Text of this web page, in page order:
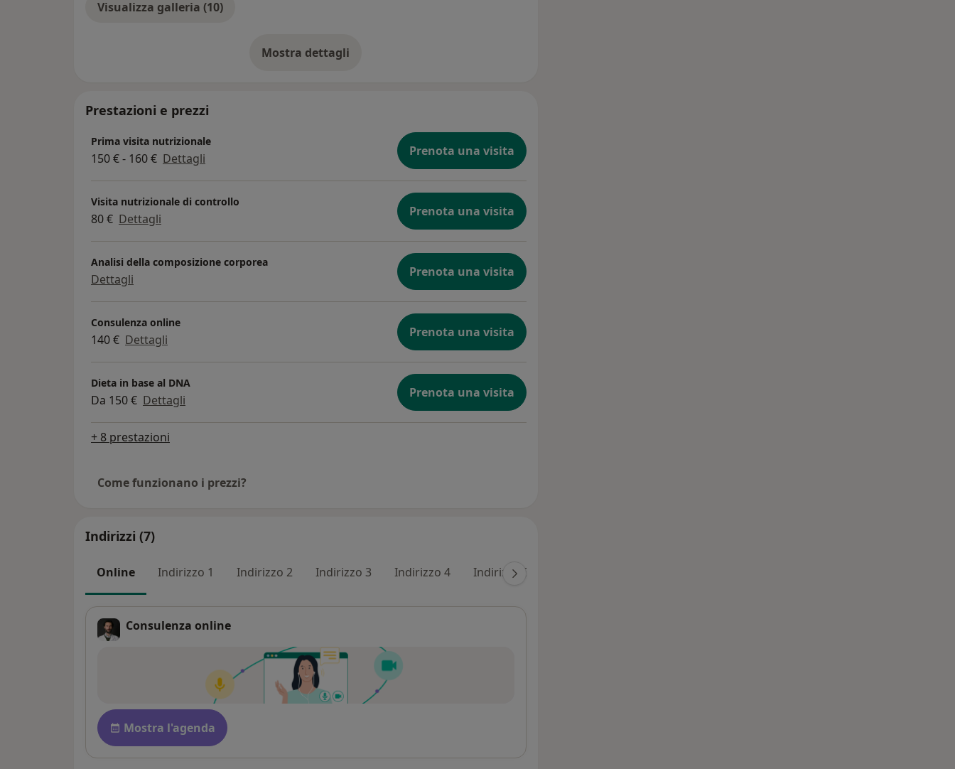
Visualizza galleria (10)
Mostra dettagli
sull'esperienza
Prestazioni e prezzi
Prima visita nutrizionale
150 € - 160 € Dettagli Prenota una visita
Visita nutrizionale di controllo
80 € Dettagli Prenota una visita
Analisi della composizione corporea
Dettagli Prenota una visita
Consulenza online
140 € Dettagli Prenota una visita
Dieta in base al DNA
Da 150 € Dettagli Prenota una visita
+ 8 prestazioni
Come funzionano i prezzi?
Indirizzi (7)
Online Indirizzo 1 Indirizzo 2 Indirizzo 3 Indirizzo 4 Indirizzo 5
Consulenza online
Disponibilità
Mostra l'agenda